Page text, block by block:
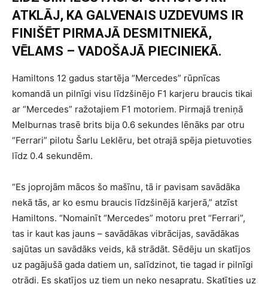
ATKLĀJ, KA GALVENAIS UZDEVUMS IR
FINIŠĒT PIRMAJĀ DESMITNIEKĀ,
VĒLAMS – VADOŠAJĀ PIECINIEKĀ.
Hamiltons 12 gadus startēja “Mercedes” rūpnīcas
komandā un pilnīgi visu līdzšinējo F1 karjeru braucis tikai
ar “Mercedes” ražotajiem F1 motoriem. Pirmajā treniņā
Melburnas trasē brits bija 0.6 sekundes lēnāks par otru
“Ferrari” pilotu Šarlu Leklēru, bet otrajā spēja pietuvoties
līdz 0.4 sekundēm.
“Es joprojām mācos šo mašīnu, tā ir pavisam savādāka
nekā tās, ar ko esmu braucis līdzšinējā karjerā,” atzīst
Hamiltons. “Nomainīt “Mercedes” motoru pret “Ferrari”,
tas ir kaut kas jauns – savādākas vibrācijas, savādākas
sajūtas un savādāks veids, kā strādāt. Sēdēju un skatījos
uz pagājušā gada datiem un, salīdzinot, tie tagad ir pilnīgi
otrādi. Es skatījos uz tiem un neko nesapratu. Skatīties uz